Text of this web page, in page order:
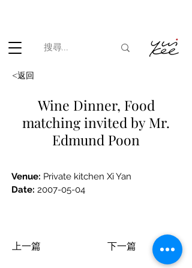
<返回
Wine Dinner, Food
matching invited by Mr.
Edmund Poon
Venue: Private kitchen Xi Yan
Date: 2007-05-04
上一篇 下一篇